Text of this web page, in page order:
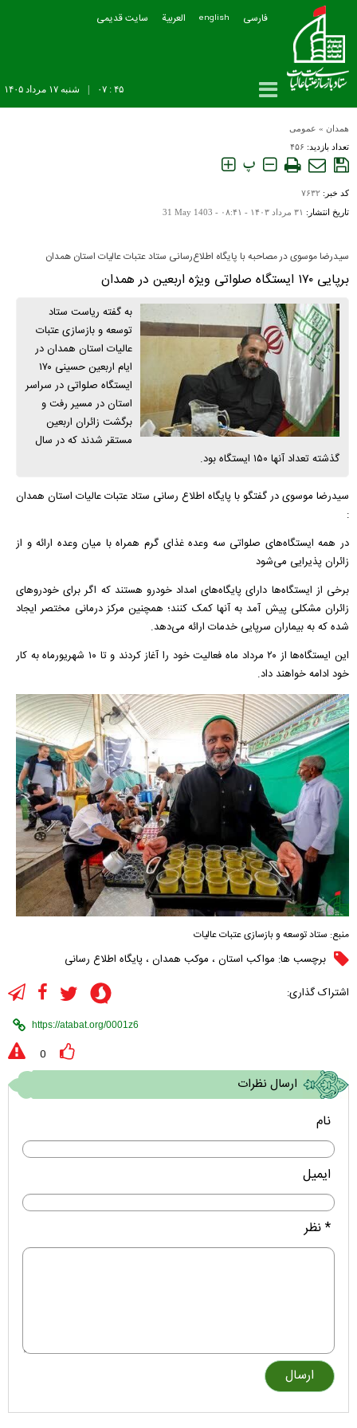
فارسی english العربیة سایت قدیمی
شنبه ۱۷ مرداد ۱۴۰۵ ۴۵ : ۰۷
همدان » عمومی
تعداد بازدید: ۴۵۶
پ
کد خبر: ۷۶۳۲
تاریخ انتشار: ۳۱ مرداد ۱۴۰۳ - ۰۸:۴۱ - 31 May 1403
سیدرضا موسوی در مصاحبه با پایگاه اطلاع‌رسانی ستاد عتبات عالیات استان همدان
برپایی ۱۷۰ ایستگاه صلواتی ویژه اربعین در همدان
به گفته ریاست ستاد
توسعه و بازسازی عتبات
عالیات استان همدان در
ایام اربعین حسینی ۱۷۰
ایستگاه صلواتی در سراسر
استان در مسیر رفت و
برگشت زائران اربعین
مستقر شدند که در سال
گذشته تعداد آنها ۱۵۰ ایستگاه بود.
سیدرضا موسوی در گفتگو با پایگاه اطلاع رسانی ستاد عتبات عالیات استان همدان
:
در همه ایستگاه‌های صلواتی سه وعده غذای گرم همراه با میان وعده ارائه و از
زائران پذیرایی می‌شود
برخی از ایستگاه‌ها دارای پایگاه‌های امداد خودرو هستند که اگر برای خودروهای
زائران مشکلی پیش آمد به آنها کمک کنند؛ همچنین مرکز درمانی مختصر ایجاد
شده که به بیماران سرپایی خدمات ارائه می‌دهد.
این ایستگاه‌ها از ۲۰ مرداد ماه فعالیت خود را آغاز کردند و تا ۱۰ شهریورماه به کار
خود ادامه خواهند داد.
منبع: ستاد توسعه و بازسازی عتبات عالیات
برچسب ها: مواکب استان ، موکب همدان ، پایگاه اطلاع رسانی
اشتراک گذاری:
0
ارسال نظرات
نام
ایمیل
* نظر